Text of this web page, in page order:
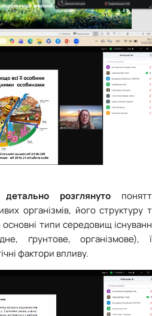
детально розглянуто
організмів, його структуру
основні типи середовищ
ґрунтове, організмове),
фактори впливу.